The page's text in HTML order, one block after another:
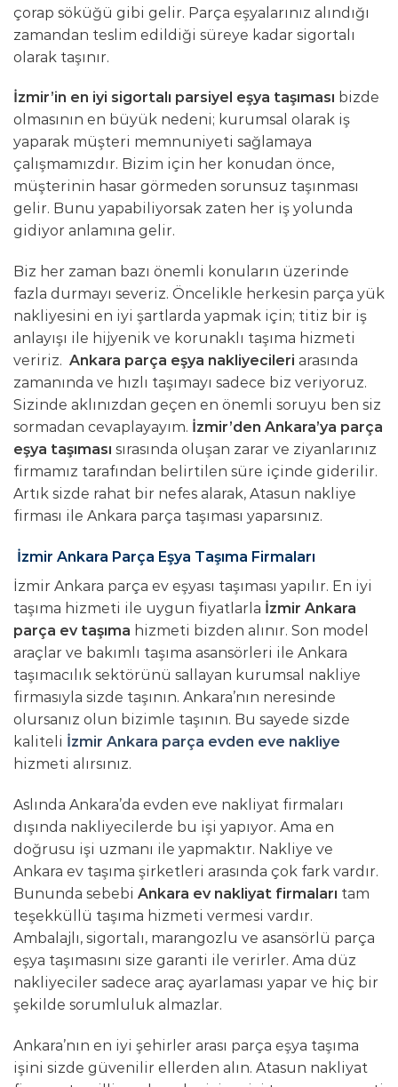
çorap söküğü gibi gelir. Parça eşyalarınız alındığı
zamandan teslim edildiği süreye kadar sigortalı
olarak taşınır.
İzmir’in en iyi sigortalı parsiyel eşya taşıması bizde
olmasının en büyük nedeni; kurumsal olarak iş
yaparak müşteri memnuniyeti sağlamaya
çalışmamızdır. Bizim için her konudan önce,
müşterinin hasar görmeden sorunsuz taşınması
gelir. Bunu yapabiliyorsak zaten her iş yolunda
gidiyor anlamına gelir.
Biz her zaman bazı önemli konuların üzerinde
fazla durmayı severiz. Öncelikle herkesin parça yük
nakliyesini en iyi şartlarda yapmak için; titiz bir iş
anlayışı ile hijyenik ve korunaklı taşıma hizmeti
veririz. Ankara parça eşya nakliyecileri arasında
zamanında ve hızlı taşımayı sadece biz veriyoruz.
Sizinde aklınızdan geçen en önemli soruyu ben siz
sormadan cevaplayayım. İzmir’den Ankara’ya parça
eşya taşıması sırasında oluşan zarar ve ziyanlarınız
firmamız tarafından belirtilen süre içinde giderilir.
Artık sizde rahat bir nefes alarak, Atasun nakliye
firması ile Ankara parça taşıması yaparsınız.
İzmir Ankara Parça Eşya Taşıma Firmaları
İzmir Ankara parça ev eşyası taşıması yapılır. En iyi
taşıma hizmeti ile uygun fiyatlarla İzmir Ankara
parça ev taşıma hizmeti bizden alınır. Son model
araçlar ve bakımlı taşıma asansörleri ile Ankara
taşımacılık sektörünü sallayan kurumsal nakliye
firmasıyla sizde taşının. Ankara’nın neresinde
olursanız olun bizimle taşının. Bu sayede sizde
kaliteli İzmir Ankara parça evden eve nakliye
hizmeti alırsınız.
Aslında Ankara’da evden eve nakliyat firmaları
dışında nakliyecilerde bu işi yapıyor. Ama en
doğrusu işi uzmanı ile yapmaktır. Nakliye ve
Ankara ev taşıma şirketleri arasında çok fark vardır.
Bununda sebebi Ankara ev nakliyat firmaları tam
teşekküllü taşıma hizmeti vermesi vardır.
Ambalajlı, sigortalı, marangozlu ve asansörlü parça
eşya taşımasını size garanti ile verirler. Ama düz
nakliyeciler sadece araç ayarlaması yapar ve hiç bir
şekilde sorumluluk almazlar.
Ankara’nın en iyi şehirler arası parça eşya taşıma
işini sizde güvenilir ellerden alın. Atasun nakliyat